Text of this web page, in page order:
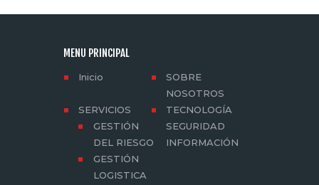
MENU PRINCIPAL
Inicio
SOBRE
NOSOTROS
SERVICIOS
GESTIÓN
DEL RIESGO
GESTIÓN
LOGISTICA
TECNOLOGÍA
SEGURIDAD
INFORMACIÓN